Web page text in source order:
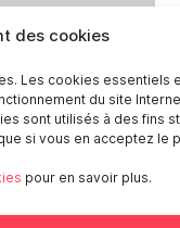
des cookies
Les cookies essentiels
du site
sont utilisés à des fins
si vous en acceptez le
pour en savoir plus.